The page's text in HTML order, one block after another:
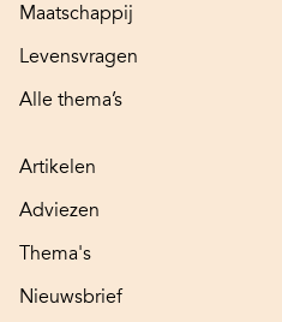
Maatschappij
Levensvragen
Alle thema’s
Artikelen
Adviezen
Thema's
Nieuwsbrief